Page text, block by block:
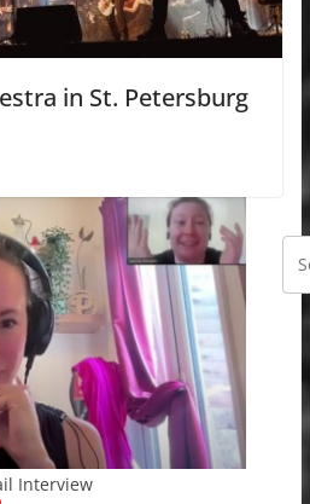
in St. Petersburg
Interview